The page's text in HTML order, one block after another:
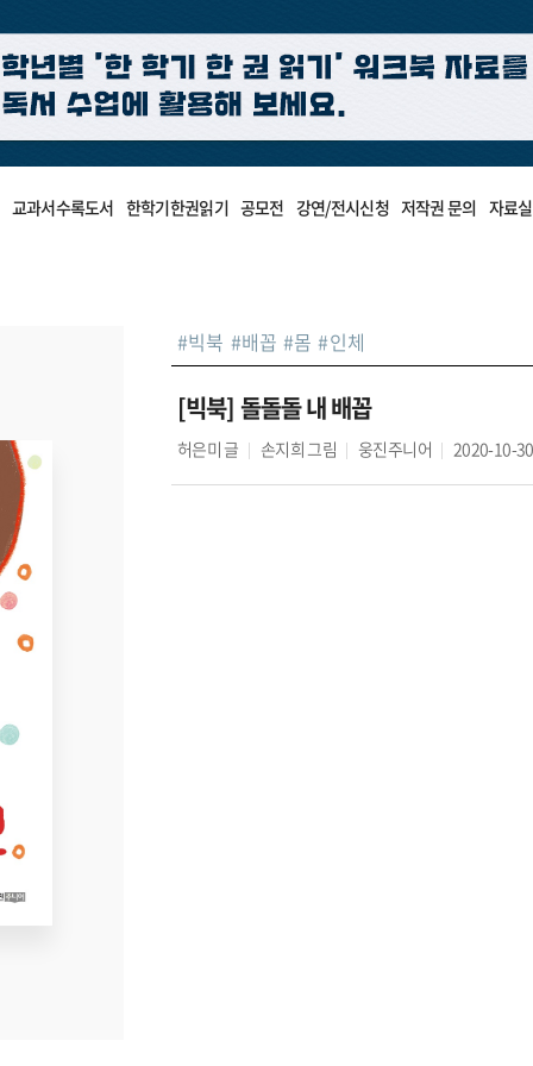
교과서수록도서 한학기한권읽기 공모전 강연/전시신청 저작권 문의 자료실
#빅북 #배꼽 #몸 #인체
[빅북] 돌돌돌 내 배꼽
허은미 글 손지희그림 웅진주니어 2020-10-30